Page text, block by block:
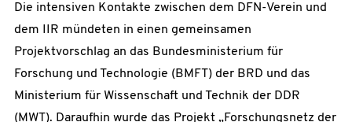
Die intensiven Kontakte zwischen dem DFN-Verein und
dem IIR mündeten in einen gemeinsamen
Projektvorschlag an das Bundesministerium für
Forschung und Technologie (BMFT) der BRD und das
Ministerium für Wissenschaft und Technik der DDR
(MWT). Daraufhin wurde das Projekt „Forschungsnetz der